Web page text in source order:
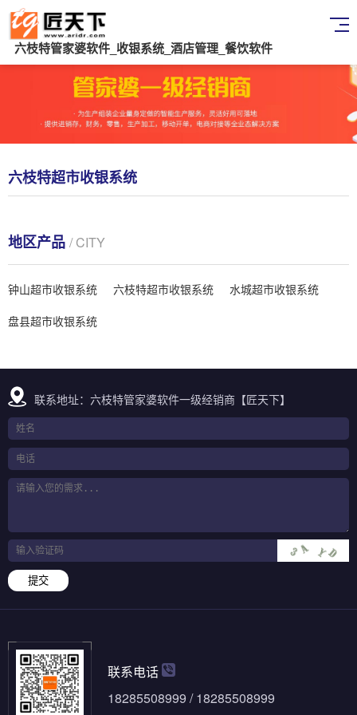
六枝特管家婆软件_收银系统_酒店管理_餐饮软件
六枝特超市收银系统
地区产品 / CITY
钟山超市收银系统 六枝特超市收银系统
水城超市收银系统
盘县超市收银系统
联系地址：六枝特管家婆软件一级经销商【匠天下】
提交
联系电话
18285508999 / 18285508999